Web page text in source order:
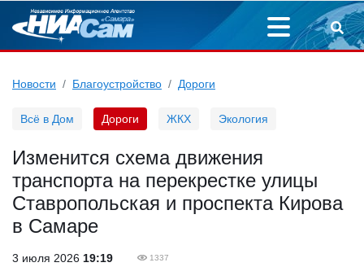
Новости Благоустройство Дороги
Всё в Дом Дороги ЖКХ Экология
Изменится схема движения
транспорта на перекрестке улицы
Ставропольская и проспекта Кирова
в Самаре
3 июля 2026 19:19 1337